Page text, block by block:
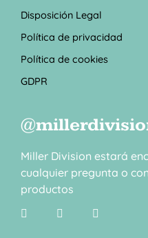
Disposición Legal
Política de privacidad
Política de cookies
GDPR
Miller Division estará
cualquier pregunta o
productos